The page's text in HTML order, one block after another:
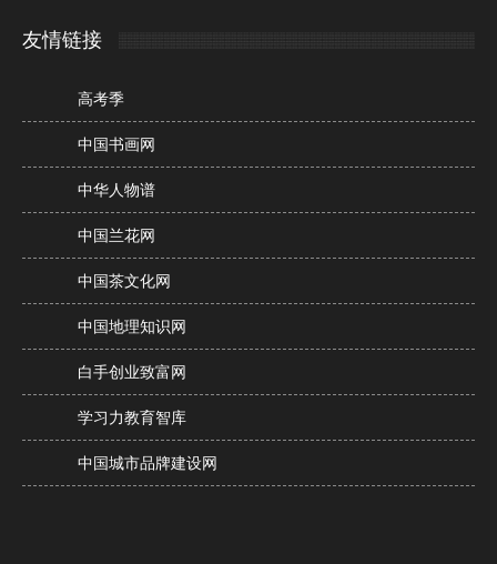
友情链接
高考季
中国书画网
中华人物谱
中国兰花网
中国茶文化网
中国地理知识网
白手创业致富网
学习力教育智库
中国城市品牌建设网